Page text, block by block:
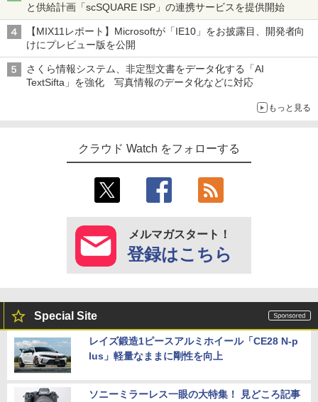
と供給計画「scSQUARE ISP」の連携サービスを提供開始
【MIX11レポート】Microsoftが「IE10」をお披露目、開発者向
けにプレビュー版を公開
さくら情報システム、非定型文書をデータ化する「AI
TextSifta」を強化 写真情報のデータ化などに対応
もっと見る
クラウド Watch をフォローする
メルマガスタート！
登録はこちら
Special Site
レイズ鍛造1ピースアルミホイール「CE28 N-p
lus」軽量なままに剛性を向上
ソニーミラーレス一眼の大特集！ 見どころ記事